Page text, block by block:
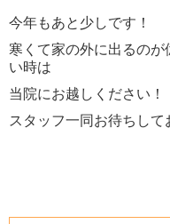
今年もあと少しです！
寒くて家の外に出るの
い時は
当院にお越しください！
スタッフ一同お待ちし